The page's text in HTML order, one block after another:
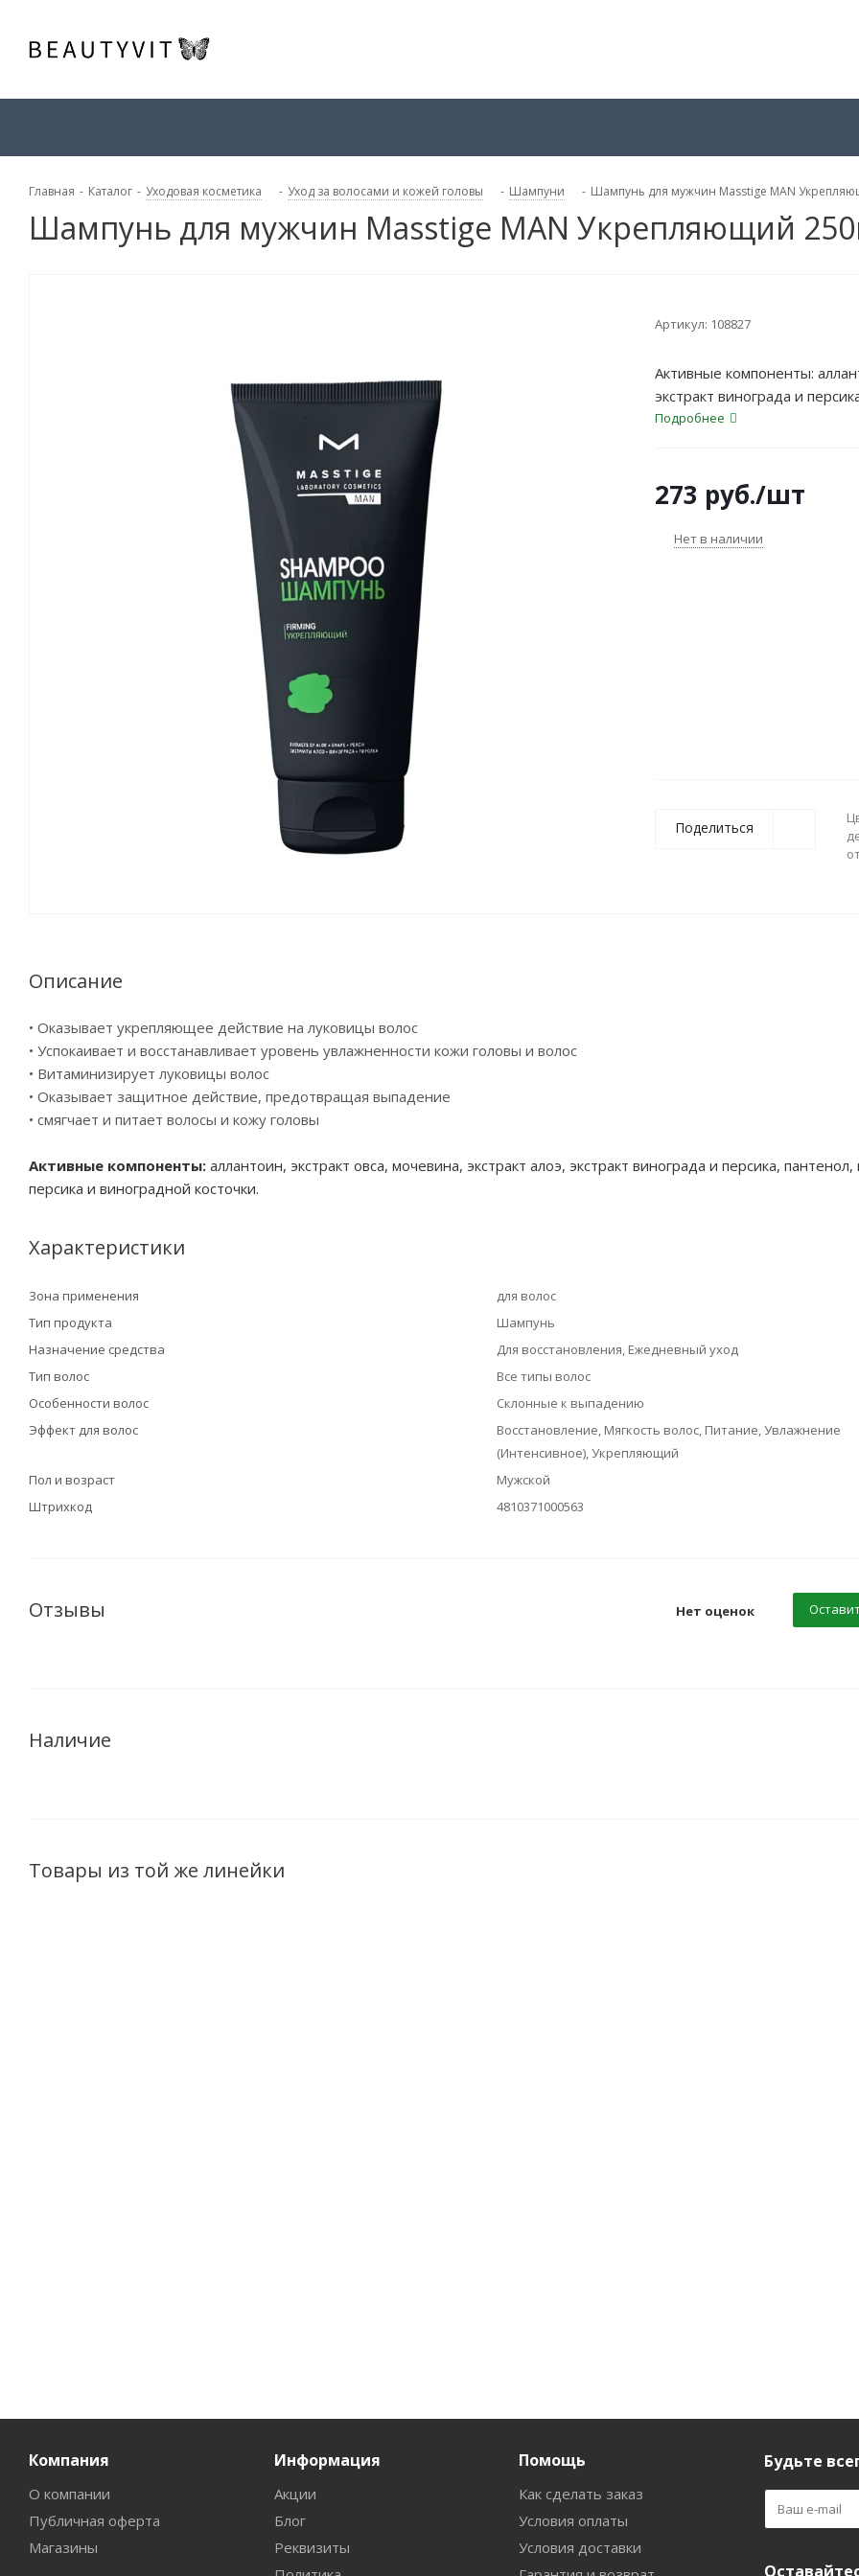
Главная - Каталог - Уходовая косметика - Уход за волосами и кожей головы - Шампуни - Шампунь для мужчин Masstige MAN
Шампунь для мужчин Masstige MAN Укрепляющий
Артикул: 108827
Активные компоненты:
экстракт винограда и
Подробнее
273 руб./шт
Нет в наличии
Поделиться
Описание
• Оказывает укрепляющее действие на луковицы волос
• Успокаивает и восстанавливает уровень увлажненности кожи головы и волос
• Витаминизирует луковицы волос
• Оказывает защитное действие, предотвращая выпадение
• смягчает и питает волосы и кожу головы
Активные компоненты: аллантоин, экстракт овса, мочевина, экстракт алоэ, экстракт винограда и персика, пантенол,
персика и виноградной косточки.
Характеристики
Зона применения
для волос
Тип продукта
Шампунь
Назначение средства
Для восстановления, Ежедневный уход
Тип волос
Все типы волос
Особенности волос
Склонные к выпадению
Эффект для волос
Восстановление, Мягкость волос, Питание, Увлажнение
(Интенсивное), Укрепляющий
Пол и возраст
Мужской
Штрихкод
4810371000563
Отзывы Нет оценок
Наличие
Товары из той же линейки
Компания
О компании
Публичная оферта
Магазины
Информация
Акции
Блог
Реквизиты
Помощь
Как сделать заказ
Условия оплаты
Условия доставки
Будьте